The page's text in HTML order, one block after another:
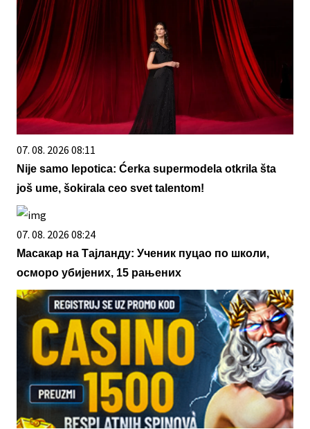
07. 08. 2026 08:11
Nije samo lepotica: Ćerka supermodela otkrila šta
još ume, šokirala ceo svet talentom!
07. 08. 2026 08:24
Масакар на Тајланду: Ученик пуцао по школи,
осморо убијених, 15 рањених